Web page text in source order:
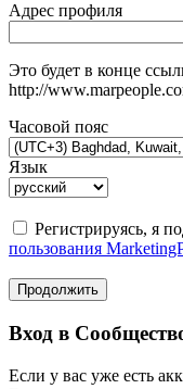
Адрес профиля
Это будет в конце
http://
Часовой пояс
Язык
Регистрируясь, я
пользования
Продолжить
Вход в
Если у вас уже есть